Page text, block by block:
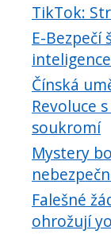
TikTok:
E-
inteligence
Čínská
Revoluce
soukromí
Mystery
Falešné
ohrožují